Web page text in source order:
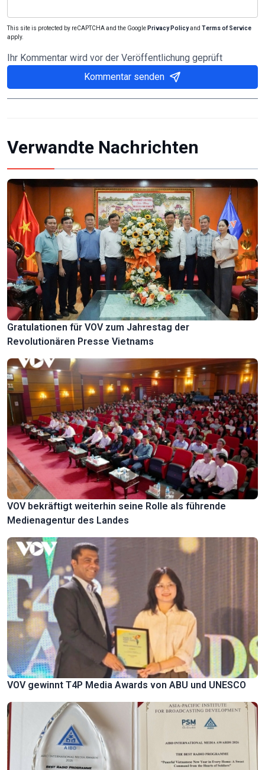
This site is protected by reCAPTCHA and the Google Privacy Policyand Terms of Service
apply.
Ihr Kommentar wird vor der Veröffentlichung geprüft
Kommentar senden
Verwandte Nachrichten
Gratulationen für VOV zum Jahrestag der
Revolutionären Presse Vietnams
VOV bekräftigt weiterhin seine Rolle als führende
Medienagentur des Landes
VOV gewinnt T4P Media Awards von ABU und UNESCO